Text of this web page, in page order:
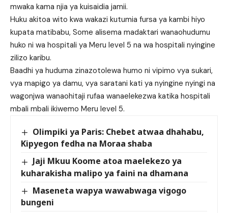
mwaka kama njia ya kuisaidia jamii.
Huku akitoa wito kwa wakazi kutumia fursa ya kambi hiyo
kupata matibabu, Some alisema madaktari wanaohudumu
huko ni wa hospitali ya Meru level 5 na wa hospitali nyingine
zilizo karibu.
Baadhi ya huduma zinazotolewa humo ni vipimo vya sukari,
vya mapigo ya damu, vya saratani kati ya nyingine nyingi na
wagonjwa wanaohitaji rufaa wanaelekezwa katika hospitali
mbali mbali ikiwemo Meru level 5.
Olimpiki ya Paris: Chebet atwaa dhahabu,
Kipyegon fedha na Moraa shaba
Jaji Mkuu Koome atoa maelekezo ya
kuharakisha malipo ya faini na dhamana
Maseneta wapya wawabwaga vigogo
bungeni